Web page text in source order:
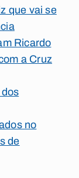
que vai se
Ricardo
a Cruz
no
de